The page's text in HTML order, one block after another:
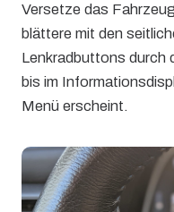
Versetze das
blättere mit den
Lenkradbuttons durch
bis im
Menü erscheint.